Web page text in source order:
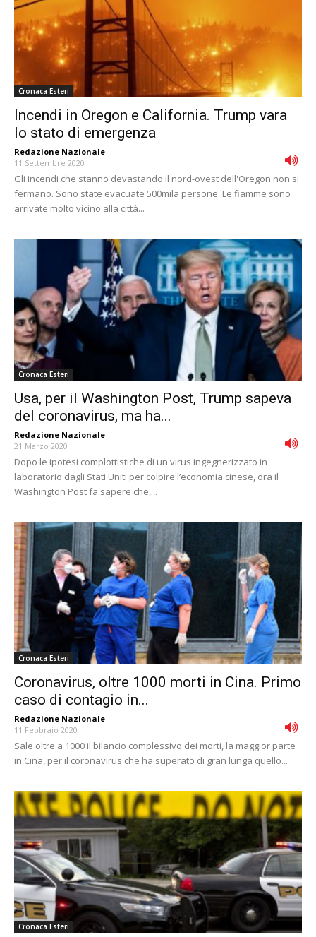
Cronaca Esteri
Incendi in Oregon e California. Trump vara
lo stato di emergenza
Redazione Nazionale -
11 Settembre 2020
Gli incendi che stanno devastando il nord-ovest dell'Oregon non si
fermano. Sono state evacuate 500mila persone. Le fiamme sono
arrivate molto vicino alla città...
Cronaca Esteri
Usa, per il Washington Post, Trump sapeva
del coronavirus, ma ha...
Redazione Nazionale -
21 Marzo 2020
Dopo le ipotesi complottistiche di un virus ingegnerizzato in
laboratorio dagli Stati Uniti per colpire l’economia cinese, ora il
Washington Post fa sapere che,...
Cronaca Esteri
Coronavirus, oltre 1000 morti in Cina. Primo
caso di contagio in...
Redazione Nazionale -
11 Febbraio 2020
Sale oltre a 1000 il bilancio complessivo dei morti, la maggior parte
in Cina, per il coronavirus che ha superato di gran lunga quello...
Cronaca Esteri